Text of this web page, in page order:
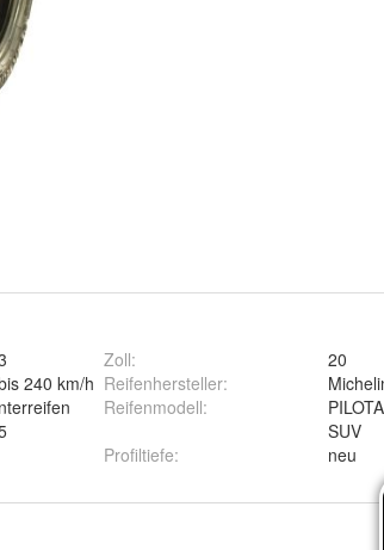
240 km/h
Zoll:
20
Reifenhersteller:
Reifenmodell:
SUV
Profiltiefe: neu